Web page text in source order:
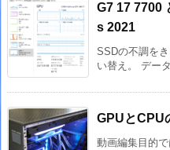
G7 17 7700
s 2021
SSDの不調を
い替え。 デー
GPUとCPU
動画編集目的